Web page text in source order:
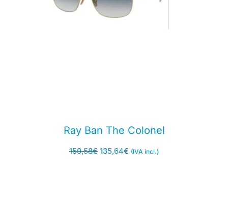
Ray Ban The Colonel
159,58€ 135,64€ (IVA incl.)